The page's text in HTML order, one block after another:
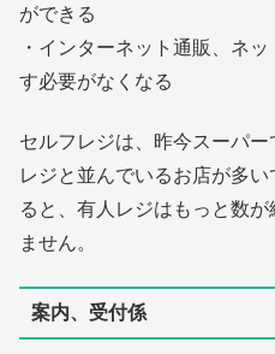
ができる
・インターネット通販、ネ
す必要がなくなる
セルフレジは、昨今スーパ
レジと並んでいるお店が多
ると、有人レジはもっと数
ません。
案内、受付係